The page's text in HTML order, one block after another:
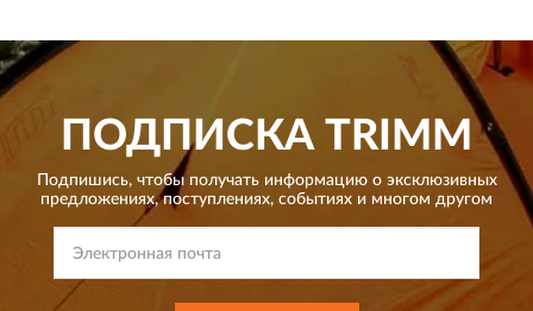
ПОДПИСКА TRIMM
Подпишись, чтобы получать информацию о эксклюзивных
предложениях,поступлениях, событиях и многом другом